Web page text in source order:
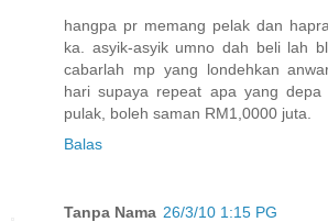
hangpa pr memang pelak dan
ka. asyik-asyik umno dah beli lah
cabarlah mp yang londehkan
hari supaya repeat apa yang
pulak, boleh saman RM1,0000 juta.
Balas
Tanpa Nama 26/3/10 1:15 PG